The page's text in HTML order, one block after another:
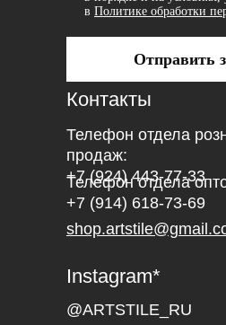
в Политике обработки
Отправить
Instagram*
Контакты
Телефон отдела
продаж:
+7 (924) 443-77-33
Телефон отдела
+7 (914) 618-73-69
@ARTSTILE_RU